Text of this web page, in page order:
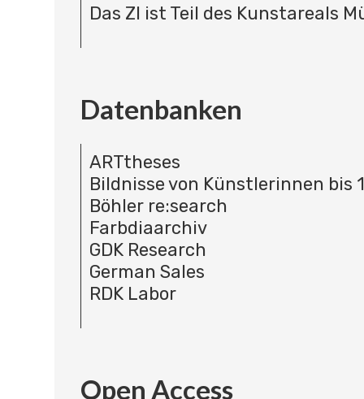
Das ZI ist Teil des Kunstareals
Datenbanken
ARTtheses
Bildnisse von Künstlerinnen bis
Böhler re:search
Farbdiaarchiv
GDK Research
German Sales
RDK Labor
Open Access